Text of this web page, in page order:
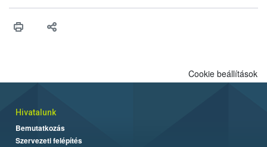
Cookie beállítások
Hivatalunk
Bemutatkozás
Szervezeti felépítés